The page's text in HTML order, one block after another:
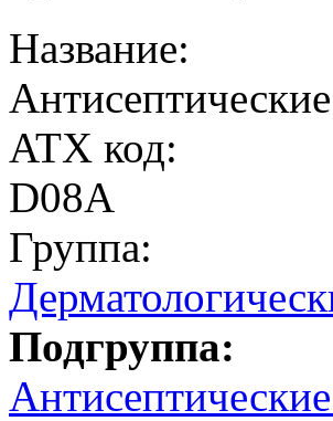
Название:
ATX код:
D08A
Группа:
Подгруппа: